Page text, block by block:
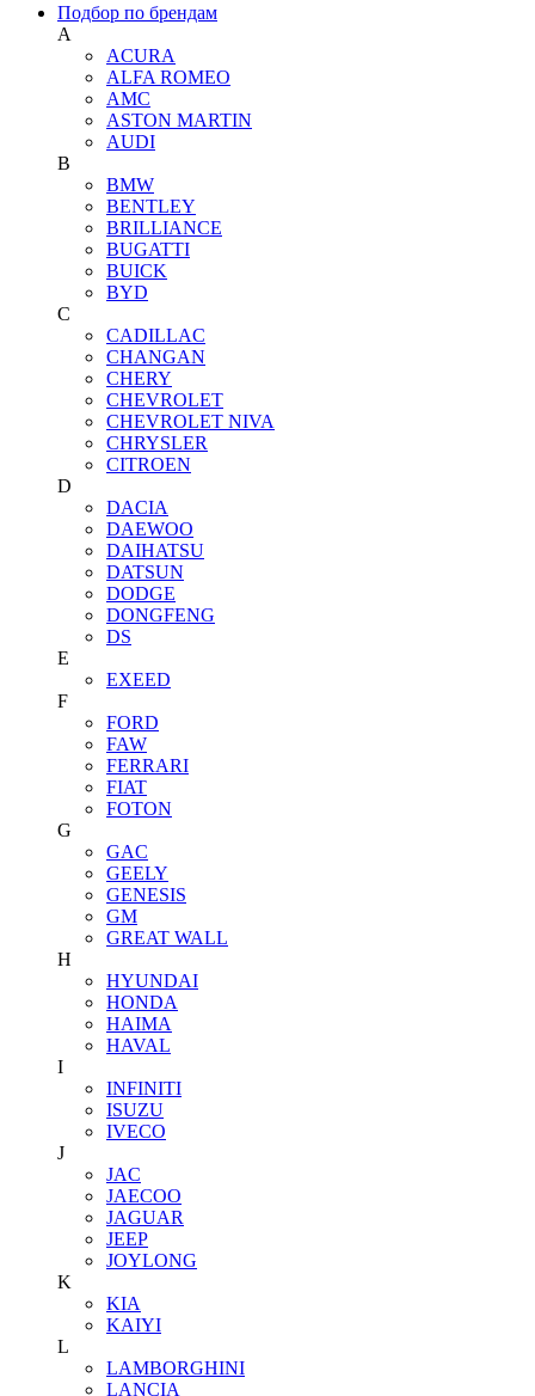
Подбор по брендам
A
ACURA
ALFA ROMEO
AMC
ASTON MARTIN
AUDI
B
BMW
BENTLEY
BRILLIANCE
BUGATTI
BUICK
BYD
C
CADILLAC
CHANGAN
CHERY
CHEVROLET
CHEVROLET NIVA
CHRYSLER
CITROEN
D
DACIA
DAEWOO
DAIHATSU
DATSUN
DODGE
DONGFENG
DS
E
EXEED
F
FORD
FAW
FERRARI
FIAT
FOTON
G
GAC
GEELY
GENESIS
GM
GREAT WALL
H
HYUNDAI
HONDA
HAIMA
HAVAL
I
INFINITI
ISUZU
IVECO
J
JAC
JAECOO
JAGUAR
JEEP
JOYLONG
K
KIA
KAIYI
L
LAMBORGHINI
LANCIA